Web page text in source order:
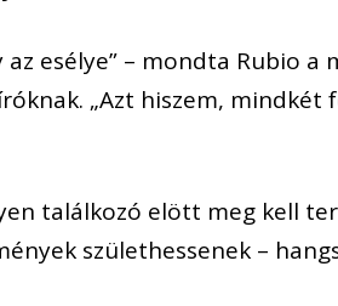
az esélye” – mondta Rubio
„Azt hiszem,
találkozó elött meg kell
születhessenek –